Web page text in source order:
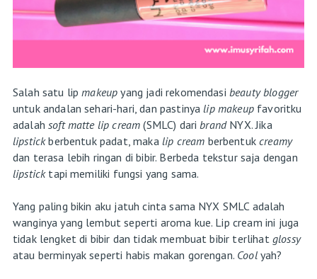
Salah satu lip makeup yang jadi rekomendasi beauty blogger
untuk andalan sehari-hari, dan pastinyalip makeup favoritku
adalahsoft matte lip cream(SMLC) daribrand NYX. Jika
lipstickberbentuk padat, maka lip cream berbentukcreamy
dan terasa lebih ringan di bibir. Berbeda tekstur saja dengan
lipstick tapi memiliki fungsi yang sama.
Yang paling bikin aku jatuh cinta sama NYX SMLC adalah
wanginya yang lembut seperti aroma kue. Lip cream ini juga
tidak lengket di bibir dan tidak membuat bibir terlihat glossy
atau berminyak seperti habis makan gorengan. Cool yah?